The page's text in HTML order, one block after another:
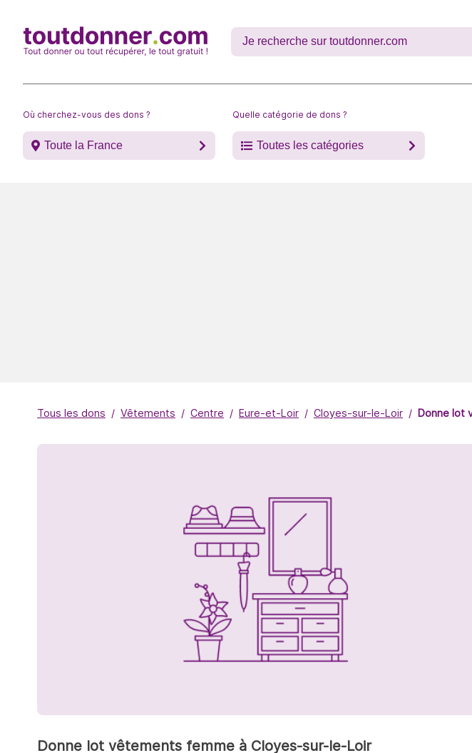
Où cherchez-vous des dons ?
Toute la France
Quelle catégorie de dons ?
Toutes les catégories
Tous les dons Vêtements Centre Eure-et-Loir Cloyes-sur-le-Loir Donne lot
Donne lot vêtements femme à Cloyes-sur-le-Loir